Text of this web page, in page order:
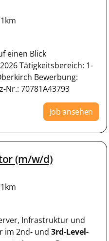
einen Blick
Tätigkeitsbereich: 1-
Bewerbung:
Nr.: 70781A43793
Job ansehen
(m/w/d)
Infrastruktur und
im 2nd- und 3rd-Level-